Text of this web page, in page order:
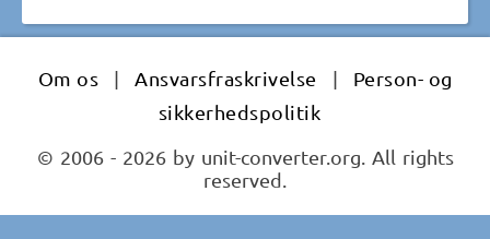
Om os | Ansvarsfraskrivelse |
Person- og
sikkerhedspolitik
© 2006 - 2026 by unit-converter.org. All rights
reserved.